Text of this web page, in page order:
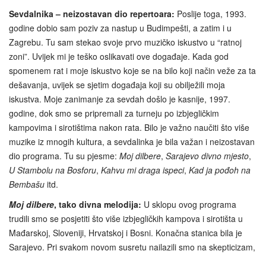
Sevdalnika – neizostavan dio repertoara: Poslije toga, 1993.
godine dobio sam poziv za nastup u Budimpešti, a zatim i u
Zagrebu. Tu sam stekao svoje prvo muzičko iskustvo u “ratnoj
zoni”. Uvijek mi je teško oslikavati ove događaje. Kada god
spomenem rat i moje iskustvo koje se na bilo koji način veže za ta
dešavanja, uvijek se sjetim događaja koji su obilježili moja
iskustva. Moje zanimanje za sevdah došlo je kasnije, 1997.
godine, dok smo se pripremali za turneju po izbjegličkim
kampovima i sirotištima nakon rata. Bilo je važno naučiti što više
muzike iz mnogih kultura, a sevdalinka je bila važan i neizostavan
dio programa. Tu su pjesme: Moj dilbere, Sarajevo divno mjesto,
U Stambolu na Bosforu, Kahvu mi draga ispeci, Kad ja pođoh na
Bembašu itd.
Moj dilbere, tako divna melodija: U sklopu ovog programa
trudili smo se posjetiti što više izbjegličkih kampova i sirotišta u
Mađarskoj, Sloveniji, Hrvatskoj i Bosni. Konačna stanica bila je
Sarajevo. Pri svakom novom susretu nailazili smo na skepticizam,